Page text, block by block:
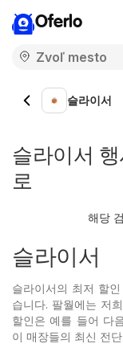
Oferlo
슬라이서
슬라이서
로
해당
슬라이서
슬라이서의 최저 할
습니다. 팔월에는 저
할인은 예를 들어 다
이 매장들의 최신 전